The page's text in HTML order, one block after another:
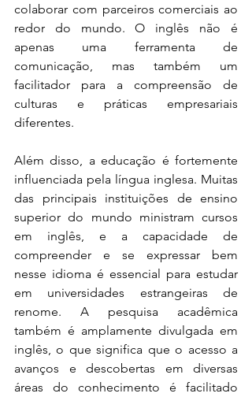
colaborar com parceiros comerciais ao
redor do mundo. O inglês não é
apenas uma ferramenta de
comunicação, mas também um
facilitador para a compreensão de
culturas e práticas empresariais
diferentes.
Além disso, a educação é fortemente
influenciada pela língua inglesa. Muitas
das principais instituições de ensino
superior do mundo ministram cursos
em inglês, e a capacidade de
compreender e se expressar bem
nesse idioma é essencial para estudar
em universidades estrangeiras de
renome. A pesquisa acadêmica
também é amplamente divulgada em
inglês, o que significa que o acesso a
avanços e descobertas em diversas
áreas do conhecimento é facilitado